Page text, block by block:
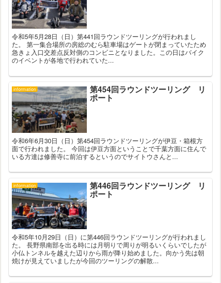
令和5年5月28日（日）第441回ラウンドツーリングが行われまし
た。 第一集合場所の房総のむら駐車場はゲートが閉まっていたため
急きょ入口交差点反対側のコンビニとなりました。この日はバイク
のイベントが各地で行われていた...
information 第454回ラウンドツーリング リ
ポート
令和6年6月30日（日）第454回ラウンドツーリングが伊豆・箱根方
面で行われました。 今回は伊豆方面ということで千葉方面に住んで
いる方達は修善寺に前泊するというのでサイトウさんと...
information 第446回ラウンドツーリング リ
ポート
令和5年10月29日（日）に第446回ラウンドツーリングが行われまし
た。 長野県南部を出る時には月明りで周りが明るいくらいでしたが
小仏トンネルを越えた辺りから雨が降り始めました。向かう先は朝
焼けが見えていましたが今回のツーリングの解散...